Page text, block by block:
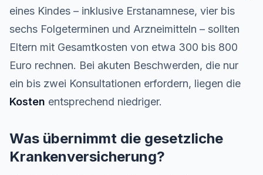
eines Kindes – inklusive Erstanamnese, vier bis
sechs Folgeterminen und Arzneimitteln – sollten
Eltern mit Gesamtkosten von etwa 300 bis 800
Euro rechnen. Bei akuten Beschwerden, die nur
ein bis zwei Konsultationen erfordern, liegen die
Kosten entsprechend niedriger.
Was übernimmt die gesetzliche
Krankenversicherung?